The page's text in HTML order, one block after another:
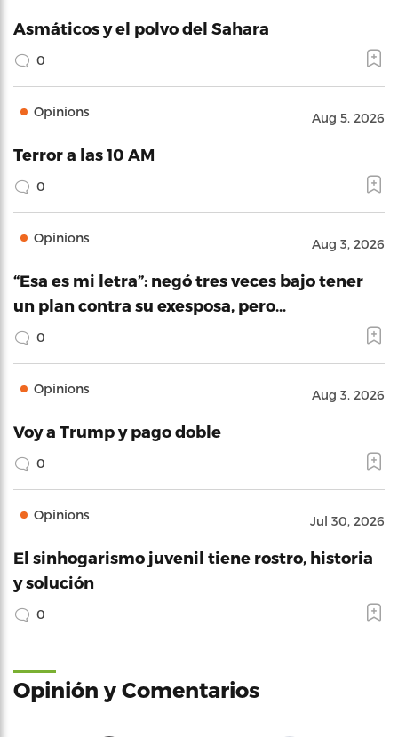
Asmáticos y el polvo del Sahara
0
Opinions Aug 5, 2026
Terror a las 10 AM
0
Opinions Aug 3, 2026
“Esa es mi letra”: negó tres veces bajo tener
un plan contra su exesposa, pero…
0
Opinions Aug 3, 2026
Voy a Trump y pago doble
0
Opinions Jul 30, 2026
El sinhogarismo juvenil tiene rostro, historia
y solución
0
Opinión y Comentarios